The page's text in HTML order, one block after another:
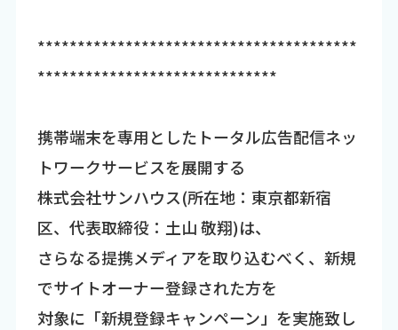
****************************************
******************************
携帯端末を専用としたトータル広告配信ネッ
トワークサービスを展開する
株式会社サンハウス(所在地：東京都新宿
区、代表取締役：土山 敬翔)は、
さらなる提携メディアを取り込むべく、新規
でサイトオーナー登録された方を
対象に「新規登録キャンペーン」を実施致し